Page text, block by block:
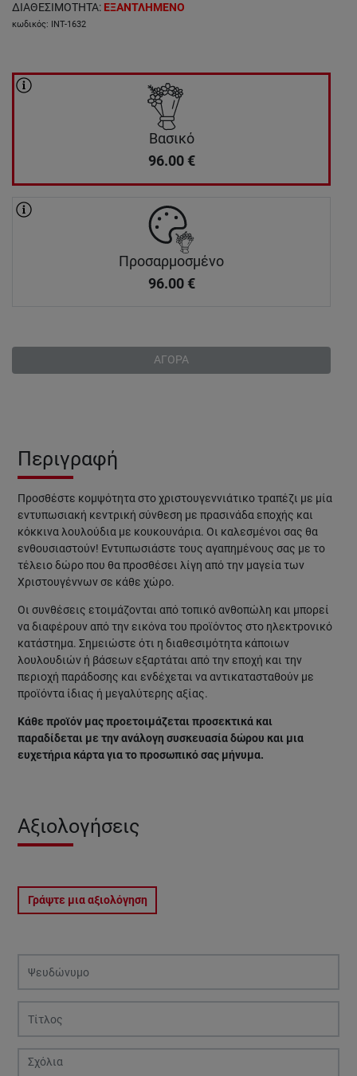
ΔΙΑΘΕΣΙΜΟΤΗΤΑ: ΕΞΑΝΤΛΗΜΕΝΟ
κωδικός: INT-1632
Βασικό
96.00 €
Προσαρμοσμένο
96.00 €
ΑΓΟΡΑ
Περιγραφή
Προσθέστε κομψότητα στο χριστουγεννιάτικο τραπέζι με μία
εντυπωσιακή κεντρική σύνθεση με πρασινάδα εποχής και
κόκκινα λουλούδια με κουκουνάρια. Οι καλεσμένοι σας θα
ενθουσιαστούν! Εντυπωσιάστε τους αγαπημένους σας με το
τέλειο δώρο που θα προσθέσει λίγη από την μαγεία των
Χριστουγέννων σε κάθε χώρο.
Οι συνθέσεις ετοιμάζονται από τοπικό ανθοπώλη και μπορεί
να διαφέρουν από την εικόνα του προϊόντος στο ηλεκτρονικό
κατάστημα. Σημειώστε ότι η διαθεσιμότητα κάποιων
λουλουδιών ή βάσεων εξαρτάται από την εποχή και την
περιοχή παράδοσης και ενδέχεται να αντικατασταθούν με
προϊόντα ίδιας ή μεγαλύτερης αξίας.
Κάθε προϊόν μας προετοιμάζεται προσεκτικά και
παραδίδεται με την ανάλογη συσκευασία δώρου και μια
ευχετήρια κάρτα για το προσωπικό σας μήνυμα.
Αξιολογήσεις
Γράψτε μια αξιολόγηση